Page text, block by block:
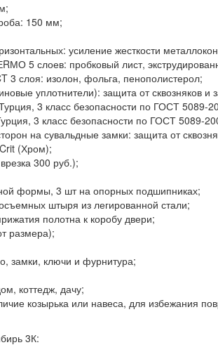
150 мм;
усиление жесткости
5 слоев: пробковый лист,
3 слоя: изолон, фольга, пенополистерол;
уплотнители): защита от сквозняков и
3 класс безопасности по ГОСТ 5089-
3 класс безопасности по ГОСТ 5089-
на сувальдные замки: защита от
(Хром);
300 руб.);
формы, 3 шт на опорных подшипниках;
штыря из легированной стали;
полотна к коробу двери;
размера);
замки, ключи и фурнитура;
коттедж, дачу;
козырька или навеса, для избежания
3К: